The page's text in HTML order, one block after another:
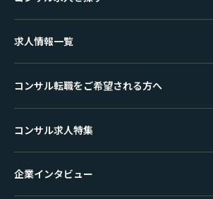
求人情報一覧
コンサル転職をご希望される方へ
コンサル求人特集
企業インタビュー